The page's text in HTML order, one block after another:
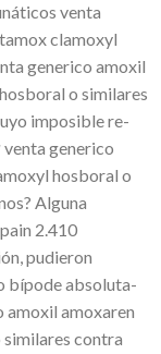
venta
clamoxyl
generico amoxil
o similares
imposible re-
generico
hosboral o
Alguna
2.410
pudieron
bípode absoluta-
amoxil amoxaren
contra